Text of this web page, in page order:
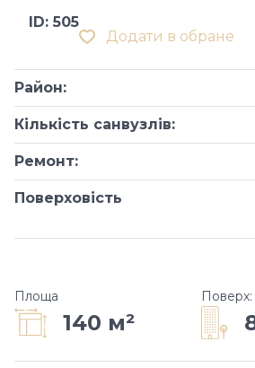
Додати в обране
ID: 505
Район:
Кількість санвузлів:
Ремонт:
Поверховість
Площа
140 м²
Поверх: